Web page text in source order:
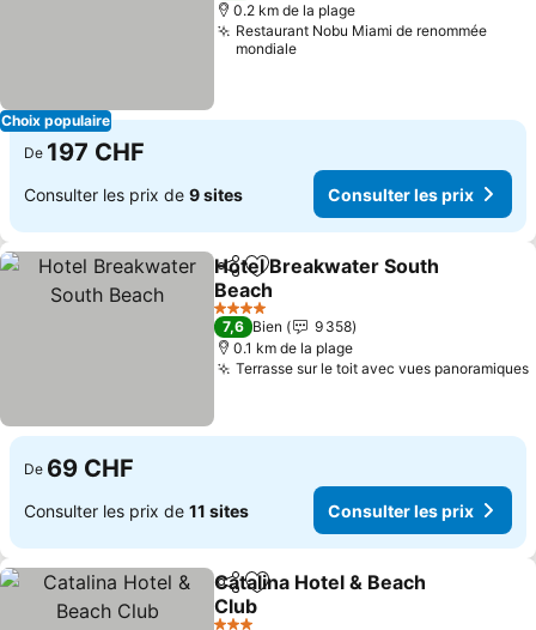
Choix populaire
0.2 km de la plage
Restaurant Nobu Miami de renommée
mondiale
De 197 CHF
Consulter les prix de 9 sites Consulter les prix
PartagerAjouter à mes favoris
Hotel Breakwater South
Beach
4 Étoiles
7,6 Bien
9 358
0.1 km de la plage
Terrasse sur le toit avec vues panoramiques
De 69 CHF
Consulter les prix de 11 sites Consulter les prix
PartagerAjouter à mes favoris
Catalina Hotel & Beach
Club